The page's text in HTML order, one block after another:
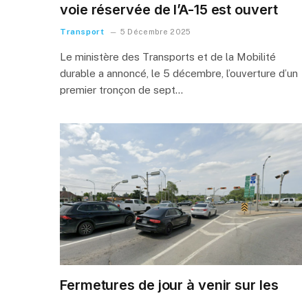
voie réservée de l’A-15 est ouvert
Transport 5 Décembre 2025
Le ministère des Transports et de la Mobilité
durable a annoncé, le 5 décembre, l’ouverture d’un
premier tronçon de sept…
Fermetures de jour à venir sur les